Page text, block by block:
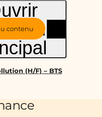
contenu
(H/F) – BTS